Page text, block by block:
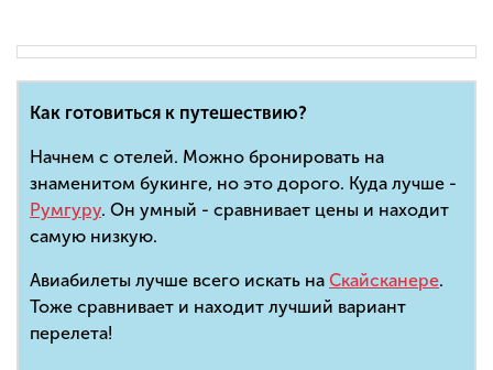
Как готовиться к путешествию?
Начнем с отелей. Можно бронировать на
знаменитом букинге, но это дорого. Куда лучше -
Румгуру. Он умный - сравнивает цены и находит
самую низкую.
Авиабилеты лучше всего искать на Скайсканере.
Тоже сравнивает и находит лучший вариант
перелета!